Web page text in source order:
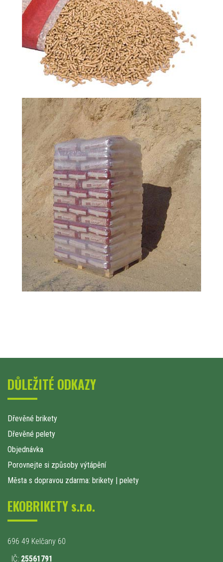
DŮLEŽITÉ ODKAZY
Dřevěné brikety
Dřevěné pelety
Objednávka
Porovnejte si způsoby výtápění
Města s dopravou zdarma: brikety | pelety
EKOBRIKETY s.r.o.
696 49 Kelčany 60
IČ: 25561791